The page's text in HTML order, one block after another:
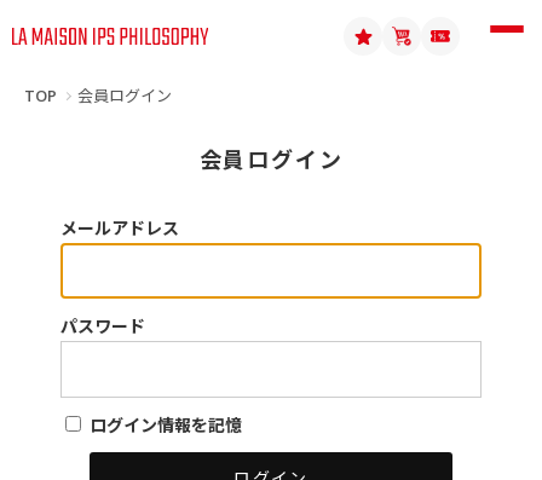
TOP 会員ログイン
会員ログイン
メールアドレス
パスワード
ログイン情報を記憶